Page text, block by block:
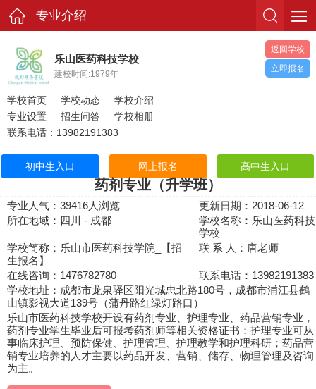
专业介绍
乐山医药科技学校
建校时间:1979年
返回学校
立即报名
学校首页 学校动态
学校介绍
专业设置
招生问答
学校相册
联系电话：13982191383
初中生入口 网上报名 高中生入口
药剂专业（升学班）
专业人气：39416人浏览
更新日期：2018-06-12
所在地域：四川 - 成都
学校名称：乐山医药科技
学校
学校简称：乐山市医药科技学院_【招
生报名】
联 系 人：唐老师
在线咨询：1476782780
联系电话：13982191383
学校地址：成都市龙泉驿区阳光城忠北路180号，成都市浦江县鹤
山镇影视大道139号（蒲丹路红绿灯路口）
乐山市医药科技学校开设有药剂专业、护理专业、药品营销专业，
药剂专业学生毕业后可报考药剂师等相关资格证书；护理专业可从
事临床护理、预防保健、护理管理、护理教学和护理科研；药品营
销专业培养的人才主要以药品开发、营销、储存、物理管理及咨询
为主。